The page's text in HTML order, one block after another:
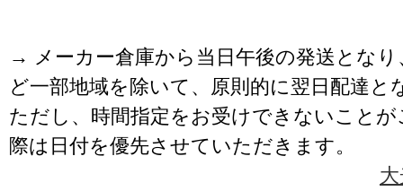
→ メーカー倉庫から当日午後の発送となり
ど一部地域を除いて、原則的に翌日配達と
ただし、時間指定をお受けできないこと
際は日付を優先させていただきます。